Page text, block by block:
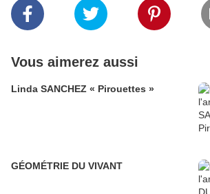
Vous aimerez aussi
Linda SANCHEZ « Pirouettes »
GÉOMÉTRIE DU VIVANT